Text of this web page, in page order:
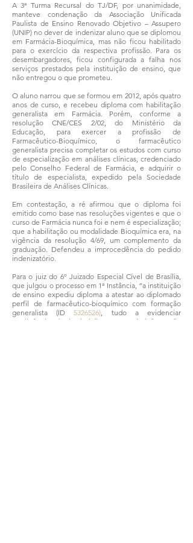
A 3ª Turma Recursal do TJ/DF, por unanimidade,
manteve condenação da Associação Unificada
Paulista de Ensino Renovado Objetivo – Assupero
(UNIP) no dever de indenizar aluno que se diplomou
em Farmácia-Bioquímica, mas não ficou habilitado
para o exercício da respectiva profissão. Para os
desembargadores, ficou configurada a falha nos
serviços prestados pela instituição de ensino, que
não entregou o que prometeu.
O aluno narrou que se formou em 2012, após quatro
anos de curso, e recebeu diploma com habilitação
generalista em Farmácia. Porém, conforme a
resolução CNE/CES 2/02, do Ministério da
Educação, para exercer a profissão de
Farmacêutico-Bioquímico, o farmacêutico
generalista precisa completar os estudos com curso
de especialização em análises clínicas, credenciado
pelo Conselho Federal de Farmácia, e adquirir o
título de especialista, expedido pela Sociedade
Brasileira de Análises Clínicas.
Em contestação, a ré afirmou que o diploma foi
emitido como base nas resoluções vigentes e que o
curso de Farmácia nunca foi e nem é especialização;
que a habilitação ou modalidade Bioquímica era, na
vigência da resolução 4/69, um complemento da
graduação. Defendeu a improcedência do pedido
indenizatório.
Para o juiz do 6º Juizado Especial Cível de Brasília,
que julgou o processo em 1ª Instância, “a instituição
de ensino expediu diploma a atestar ao diplomado
perfil de farmacêutico-bioquímico com formação
generalista (ID5326526), tudo a evidenciar
negligência da instituição quanto à informação